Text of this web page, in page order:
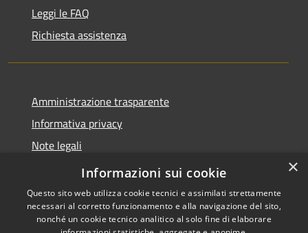
Leggi le FAQ
Richiesta assistenza
Amministrazione trasparente
Informativa privacy
Note legali
Dichiarazione di accessibilità
×
Informazioni sui cookie
Questo sito web utilizza cookie tecnici e assimilati strettamente
necessari al corretto funzionamento e alla navigazione del sito,
nonché un cookie tecnico analitico al solo fine di elaborare